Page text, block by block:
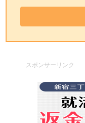
スポンサーリンク